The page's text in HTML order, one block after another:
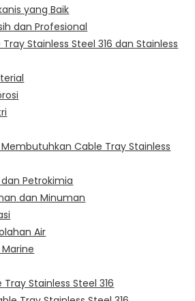
yang Baik
dan Profesional
Stainless Steel 316 dan Stainless
Cable Tray Stainless
Petrokimia
dan Minuman
Air
Stainless Steel 316